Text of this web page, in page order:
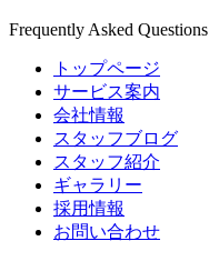
Frequently Asked Questions
トップページ
サービス案内
会社情報
スタッフブログ
スタッフ紹介
ギャラリー
採用情報
お問い合わせ